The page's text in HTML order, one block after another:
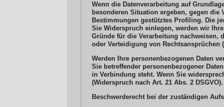
Wenn die Datenverarbeitung auf
besonderen Situation ergeben, gegen
Bestimmungen gestütztes Profiling. Die
Sie Widerspruch einlegen, werden wir
Gründe für die Verarbeitung nachweisen,
oder Verteidigung von Rechtsansprüchen
Werden Ihre personenbezogenen Daten
Sie betreffender personenbezogener
in Verbindung steht. Wenn Sie
(Widerspruch nach Art. 21 Abs. 2 DSGVO).
Beschwerderecht bei der zuständigen